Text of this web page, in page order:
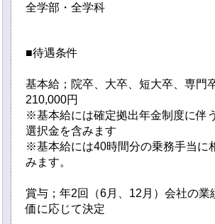
全学部・全学科
■待遇条件
基本給；院卒、大卒、短大卒、専門
210,000円
※基本給には確定拠出年金制度に伴
選択金を含みます
※基本給には40時間分の乗務手当に
みます。
賞与；年2回（6月、12月）会社の業
価に応じて決定